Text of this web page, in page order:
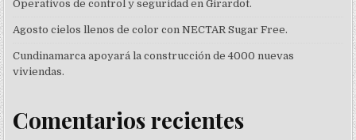
Operativos de control y seguridad en Girardot.
Agosto cielos llenos de color con NECTAR Sugar Free.
Cundinamarca apoyará la construcción de 4000 nuevas
viviendas.
Comentarios recientes